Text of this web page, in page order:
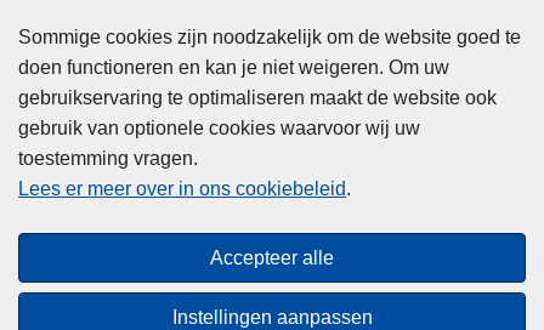
Sommige cookies zijn noodzakelijk om de website goed te
doen functioneren en kan je niet weigeren. Om uw
gebruikservaring te optimaliseren maakt de website ook
gebruik van optionele cookies waarvoor wij uw
toestemming vragen.
Lees er meer over in ons cookiebeleid.
Accepteer alle
Instellingen aanpassen
Privacy
Cookies
Toegankelijkheid